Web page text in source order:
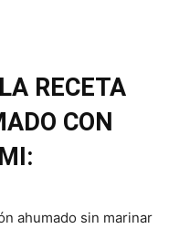
RECETA
CON
ahumado sin marinar